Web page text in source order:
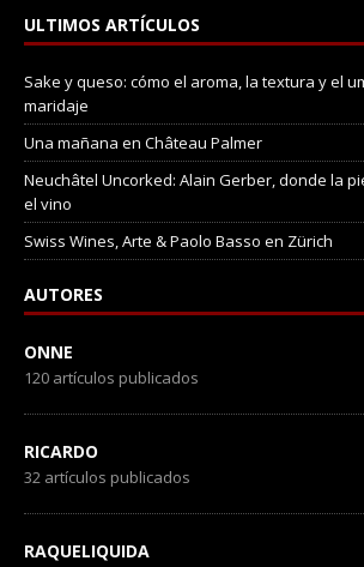
ULTIMOS ARTÍCULOS
Sake y queso: cómo el aroma, la textura y el
maridaje
Una mañana en Château Palmer
Neuchâtel Uncorked: Alain Gerber, donde la
el vino
Swiss Wines, Arte & Paolo Basso en Zürich
AUTORES
ONNE
120 artículos publicados
RICARDO
32 artículos publicados
RAQUELIQUIDA